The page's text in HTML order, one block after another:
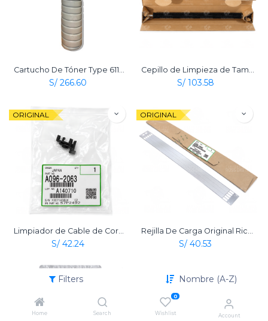
Filters Nombre (A-Z)
Home Search
0
Wishlist Account
S/ 266.60 S/ 103.58
ORIGINAL
S/ 42.24
ORIGINAL
S/ 40.53